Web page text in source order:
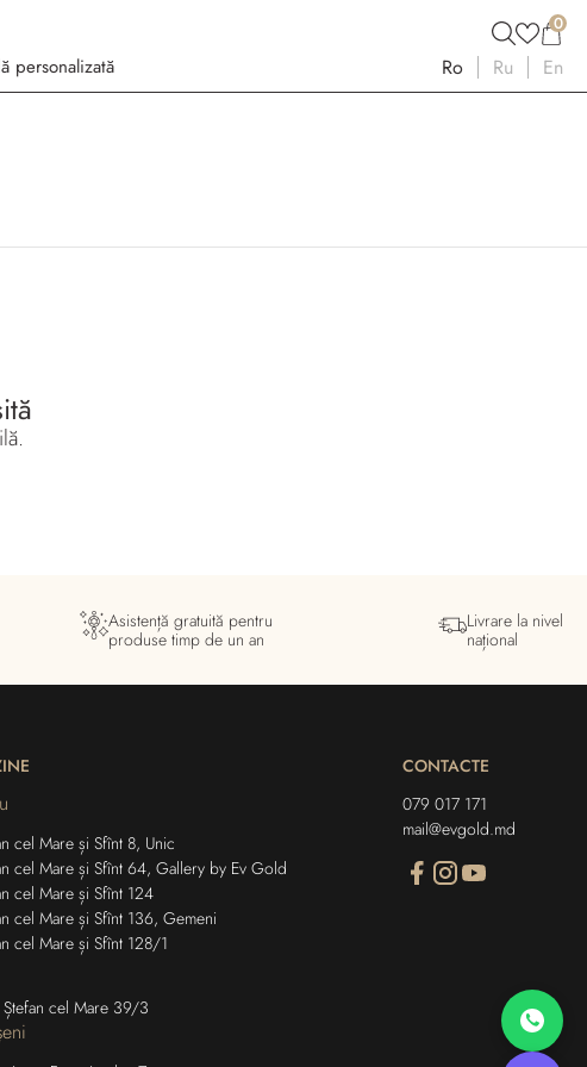
0
personalizată Ro Ru En
Asistență gratuită pentru
produse timp de un an
Livrare la nivel
național
cel Mare și Sfînt 8, Unic
cel Mare și Sfînt 64, Gallery by Ev Gold
cel Mare și Sfînt 124
cel Mare și Sfînt 136, Gemeni
cel Mare și Sfînt 128/1
Ștefan cel Mare 39/3
CONTACTE
079 017 171
mail@evgold.md